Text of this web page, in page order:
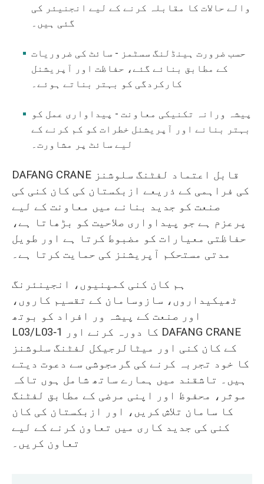
والے حالات کا مقابلہ کرنے کے لیے انجنیئر کی
گئی ہیں۔
حسب ضرورت ہینڈلنگ سسٹمز - سائٹ کی ضروریات
کے مطابق بنائے گئے، حفاظت اور آپریشنل
کارکردگی کو بہتر بناتے ہوئے۔
پیشہ ورانہ تکنیکی معاونت - پیداواری عمل کو
بہتر بنانے اور آپریشنل خطرات کو کم کرنے کے
لیے سائٹ پر مشاورت۔
DAFANG CRANE قابل اعتماد لفٹنگ سلوشنز
کی فراہمی کے ذریعے ازبکستان کی کان کنی کی
صنعت کو جدید بنانے میں معاونت کے لیے
پرعزم ہے جو پیداواری صلاحیت کو بڑھاتا ہے،
حفاظتی معیارات کو مضبوط کرتا ہے اور طویل
مدتی مستحکم آپریشنز کی حمایت کرتا ہے۔
ہم کان کنی کمپنیوں، انجینئرنگ
ٹھیکیداروں، سازوسامان کے تقسیم کاروں،
اور صنعت کے پیشہ ور افراد کو بوتھ
L03/L03‑1 کا دورہ کرنے اور DAFANG CRANE
کے کان کنی اور میٹالرجیکل لفٹنگ سلوشنز
کا خود تجربہ کرنے کی گرمجوشی سے دعوت دیتے
ہیں۔ تاشقند میں ہمارے ساتھ شامل ہوں تاکہ
موثر، محفوظ اور اپنی مرضی کے مطابق لفٹنگ
کا سامان تلاش کریں، اور ازبکستان کی کان
کنی کی جدید کاری میں تعاون کرنے کے لیے
تعاون کریں۔